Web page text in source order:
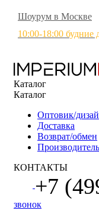
Шоурум в Москве
10:00-18:00 будние
Каталог
Каталог
Оптовик/
Доставка
Возврат/обмен
Производитель
КОНТАКТЫ
+7
звонок